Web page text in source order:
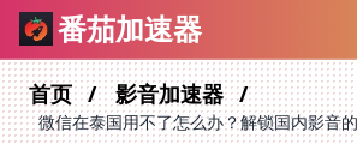
番茄加速器
首页 影音加速器
微信在泰国用不了怎么办？解锁国内影音